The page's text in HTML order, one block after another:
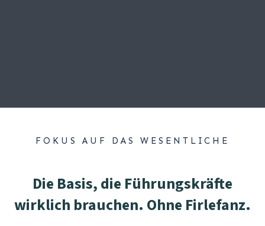
FOKUS AUF DAS WESENTLICHE
Die Basis, die Führungskräfte
wirklich brauchen. Ohne Firlefanz.